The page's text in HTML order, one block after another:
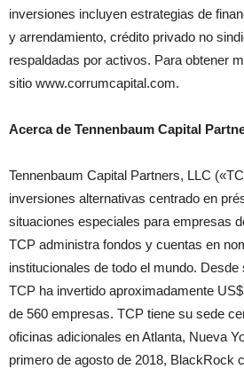
inversiones incluyen estrategias de
y arrendamiento, crédito privado no
respaldadas por activos. Para obtener
sitio www.corrumcapital.com.
Acerca de Tennenbaum Capital
Tennenbaum Capital Partners, LLC
inversiones alternativas centrado en
situaciones especiales para empresas
TCP administra fondos y cuentas en
institucionales de todo el mundo. Desde
TCP ha invertido aproximadamente
de 560 empresas. TCP tiene su sede
oficinas adicionales en Atlanta, Nueva
primero de agosto de 2018, BlackRock